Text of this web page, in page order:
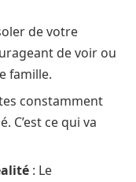
de votre
de voir ou
famille.
constamment
C’est ce qui va
: Le